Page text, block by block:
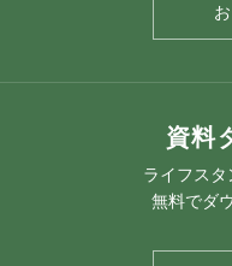
資料
ライフス
無料でダ